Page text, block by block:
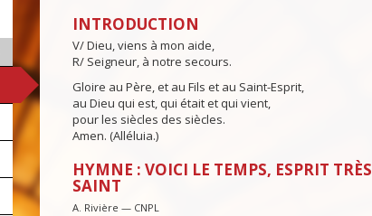
INTRODUCTION
V/ Dieu, viens à mon aide,
R/ Seigneur, à notre secours.
Gloire au Père, et au Fils et au Saint-Esprit,
au Dieu qui est, qui était et qui vient,
pour les siècles des siècles.
Amen. (Alléluia.)
HYMNE : VOICI LE TEMPS, ESPRIT TRÈS
SAINT
A. Rivière — CNPL